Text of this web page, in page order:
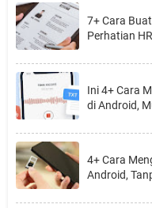
7+ Cara
Perhatian
Ini 4+ Cara
di Android,
4+ Cara
Android,